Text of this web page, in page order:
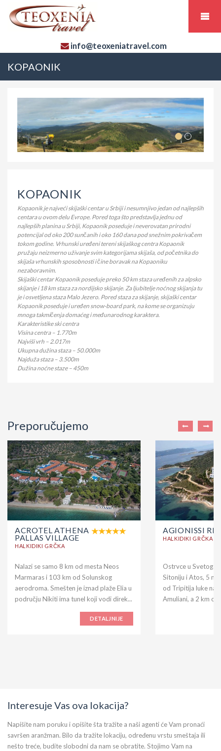
info@teoxeniatravel.com
KOPAONIK
KOPAONIK
Kopaonik je najveći skijaški centar u Srbiji i nesumnjivo jedan od najlepših
centara u ovom delu Evrope. Pored toga što predstavlja jednu od
najlepših planina u Srbiji, Kopaonik poseduje i neverovatan prirodni
potencijal od oko 200 sunčanih i oko 160 dana pod snežnim pokrivačem
tokom godine. Vrhunski uređeni tereni skijaškog centra Kopaonik
pružaju neizmerno uživanje svim kategorijama skijaša, od početnika do
skijaša vrhunskih sposobnosti i čine boravak na Kopaoniku
nezaboravnim.
Skijaški centar Kopaonik poseduje preko 50 km staza uređenih za alpsko
skijanje i 18 km staza za nordijsko skijanje. Za ljubitelje noćnog skijanja tu
je i osvetljena staza Malo Jezero. Pored staza za skijanje, skijaški centar
Kopaonik poseduje i uređen snow-board park, na kome se organizuju
mnoga takmičenja domaćeg i međunarodnog karaktera.
Karakteristike ski centra
Visina centra – 1.770m
Najviši vrh – 2.017m
Ukupna dužina staza – 50.000m
Najduža staza – 3.500m
Dužina noćne staze – 450m
Preporučujemo
ACROTEL ATHENA
PALLAS VILLAGE
HALKIDIKI GRČKA
Nalazi se samo 8 km od mesta Neos
Marmaras i 103 km od Solunskog
aerodroma. Smešten je iznad plaže Elia u
području Nikiti ima tunel koji vodi direk...
DETALJNIJE
AGIONISSI
HALKIDIKI GRČKA
Ostrvce u
Sitoniju i Atos, 5
od Tripitija luke na
Amuliani, a 2 km od
Interesuje Vas ova lokacija?
Napišite nam poruku i opišite šta tražite a naši agenti će Vam pronaći
savršen aranžman. Bilo da tražite lokaciju, određenu vrstu smeštaja ili
nešto treće, budite slobodni da nam se obratite. Stojimo Vam na